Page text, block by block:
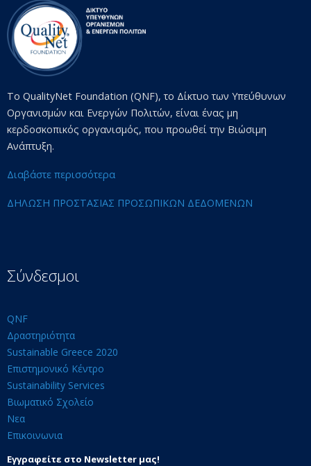
Το QualityNet Foundation (QNF), το Δίκτυο των Υπεύθυνων
Οργανισμών και Ενεργών Πολιτών, είναι ένας μη
κερδοσκοπικός οργανισμός, που προωθεί την Βιώσιμη
Ανάπτυξη.
Διαβάστε περισσότερα
ΔΗΛΩΣΗ ΠΡΟΣΤΑΣΙΑΣ ΠΡΟΣΩΠΙΚΩΝ ΔΕΔΟΜΕΝΩΝ
Σύνδεσμοι
QNF
Δραστηριότητα
Sustainable Greece 2020
Επιστημονικό Κέντρο
Sustainability Services
Βιωματικό Σχολείο
Νεα
Επικοινωνια
Εγγραφείτε στο Newsletter μας!